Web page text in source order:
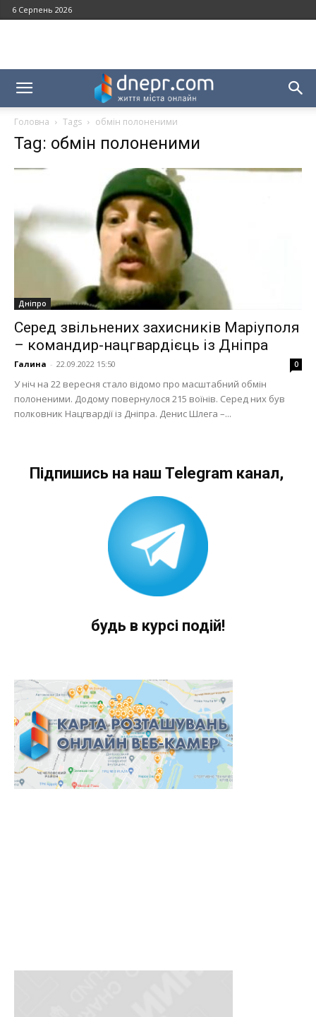
6 Серпень 2026
Головна Tags обмін полоненими
Tag: обмін полоненими
Дніпро
Серед звільнених захисників Маріуполя
– командир-нацгвардієць із Дніпра
Галина - 22.09.2022 15:50 0
У ніч на 22 вересня стало відомо про масштабний обмін
полоненими. Додому повернулося 215 воїнів. Серед них був
полковник Нацгвардії із Дніпра. Денис Шлега –...
Підпишись на наш Telegram канал,
будь в курсі подій!